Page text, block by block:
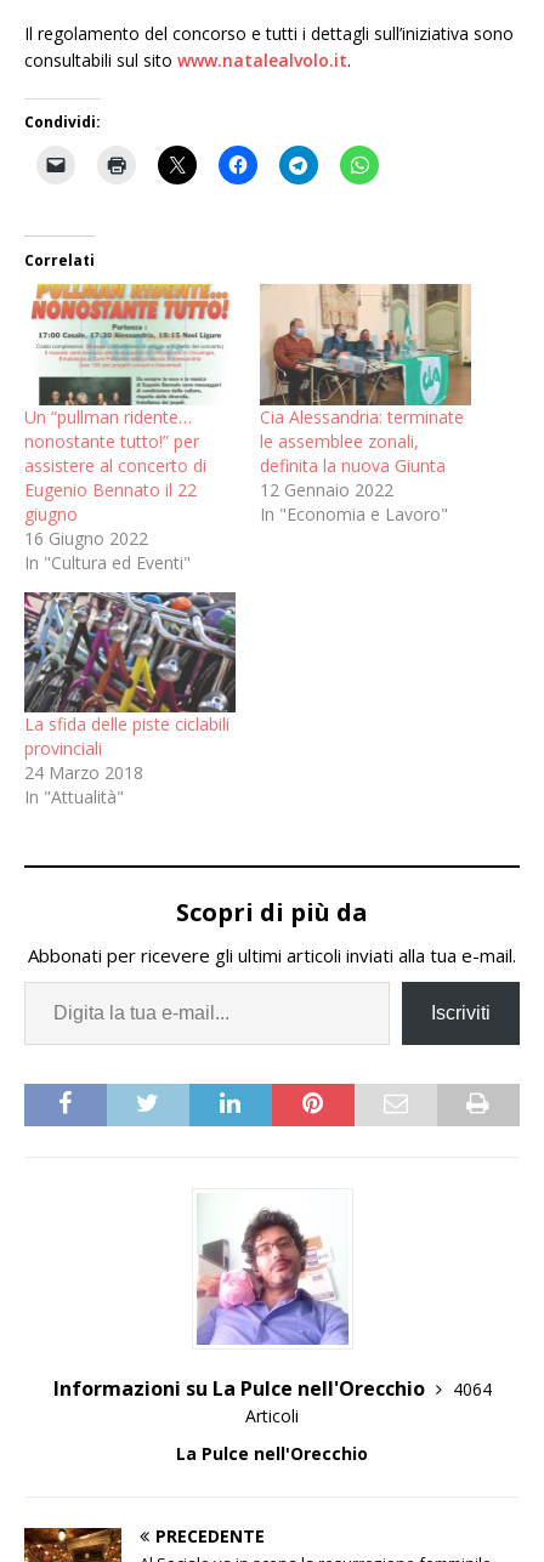
Il regolamento del concorso e tutti i dettagli sull’iniziativa sono
consultabili sul sito www.natalealvolo.it.
Condividi:
Correlati
Un “pullman ridente…
nonostante tutto!” per
assistere al concerto di
Eugenio Bennato il 22
giugno
16 Giugno 2022
In "Cultura ed Eventi"
Cia Alessandria: terminate
le assemblee zonali,
definita la nuova Giunta
12 Gennaio 2022
In "Economia e Lavoro"
La sfida delle piste ciclabili
provinciali
24 Marzo 2018
In "Attualità"
Scopri di più da
Abbonati per ricevere gli ultimi articoli inviati alla tua e-mail.
Iscriviti
Informazioni su La Pulce nell'Orecchio
4064
Articoli
La Pulce nell'Orecchio
PRECEDENTE